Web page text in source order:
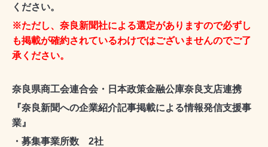
ください。
※ただし、奈良新聞社による選定がありますので必ずし
も掲載が確約されているわけではございませんのでご了
承ください。
奈良県商工会連合会・日本政策金融公庫奈良支店連携
『奈良新聞への企業紹介記事掲載による情報発信支援事
業』
・募集事業所数 2社